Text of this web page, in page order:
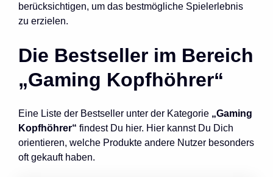
berücksichtigen, um das bestmögliche Spielerlebnis
zu erzielen.
Die Bestseller im Bereich
„Gaming Kopfhöhrer“
Eine Liste der Bestseller unter der Kategorie „Gaming
Kopfhöhrer“ findest Du hier. Hier kannst Du Dich
orientieren, welche Produkte andere Nutzer besonders
oft gekauft haben.